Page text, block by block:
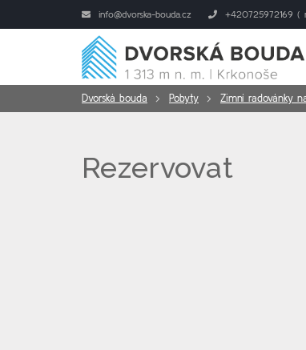
info@dvorska-bouda.cz +420725972169 (
Dvorská bouda Pobyty Zimní radovánky
Rezervovat